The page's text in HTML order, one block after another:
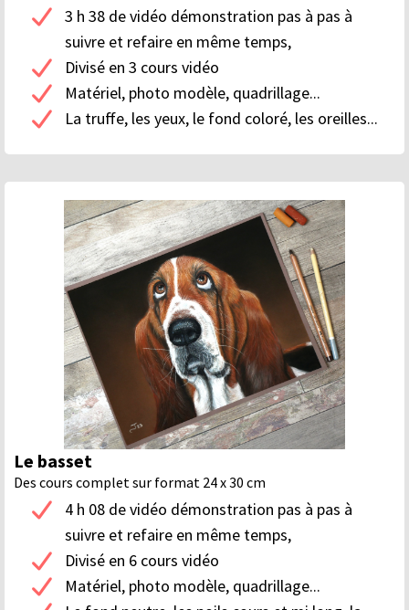
3 h 38 de vidéo démonstration pas à pas à
suivre et refaire en même temps,
Divisé en 3 cours vidéo
Matériel, photo modèle, quadrillage...
La truffe, les yeux, le fond coloré, les oreilles...
Le basset
Des cours complet sur format 24 x 30 cm
4 h 08 de vidéo démonstration pas à pas à
suivre et refaire en même temps,
Divisé en 6 cours vidéo
Matériel, photo modèle, quadrillage...